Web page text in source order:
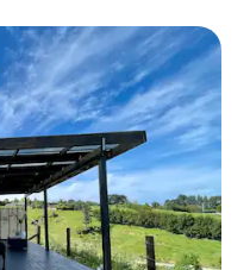
plus aimés